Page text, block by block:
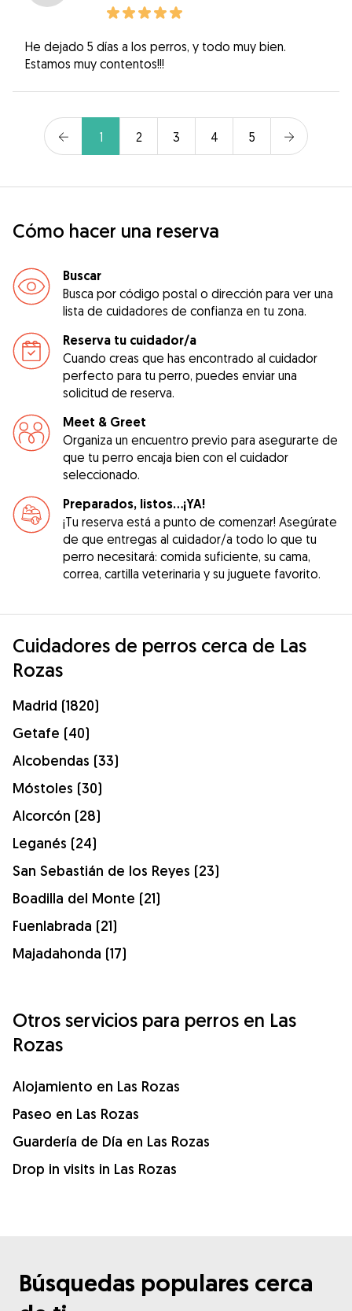
He dejado 5 días a los perros, y todo muy bien.
Estamos muy contentos!!!
1 2 3 4 5
Cómo hacer una reserva
Buscar
Busca por código postal o dirección para ver una
lista de cuidadores de confianza en tu zona.
Reserva tu cuidador/a
Cuando creas que has encontrado al cuidador
perfecto para tu perro, puedes enviar una
solicitud de reserva.
Meet & Greet
Organiza un encuentro previo para asegurarte de
que tu perro encaja bien con el cuidador
seleccionado.
Preparados, listos...¡YA!
¡Tu reserva está a punto de comenzar! Asegúrate
de que entregas al cuidador/a todo lo que tu
perro necesitará: comida suficiente, su cama,
correa, cartilla veterinaria y su juguete favorito.
Cuidadores de perros cerca de Las
Rozas
Madrid (1820)
Getafe (40)
Alcobendas (33)
Móstoles (30)
Alcorcón (28)
Leganés (24)
San Sebastián de los Reyes (23)
Boadilla del Monte (21)
Fuenlabrada (21)
Majadahonda (17)
Otros servicios para perros en Las
Rozas
Alojamiento en Las Rozas
Paseo en Las Rozas
Guardería de Día en Las Rozas
Drop in visits in Las Rozas
Búsquedas populares cerca